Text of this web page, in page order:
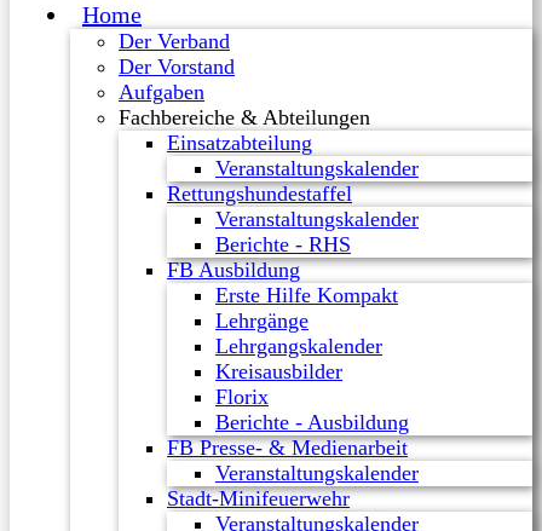
Home
Der Verband
Der Vorstand
Aufgaben
Fachbereiche & Abteilungen
Einsatzabteilung
Veranstaltungskalender
Rettungshundestaffel
Veranstaltungskalender
Berichte - RHS
FB Ausbildung
Erste Hilfe Kompakt
Lehrgänge
Lehrgangskalender
Kreisausbilder
Florix
Berichte - Ausbildung
FB Presse- & Medienarbeit
Veranstaltungskalender
Stadt-Minifeuerwehr
Veranstaltungskalender